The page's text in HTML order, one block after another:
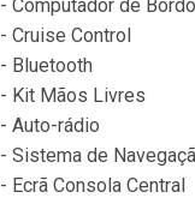
- Computador de Bordo
- Cruise Control
- Bluetooth
- Kit Mãos Livres
- Auto-rádio
- Sistema de
- Ecrã Consola Central